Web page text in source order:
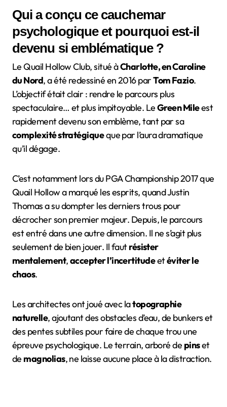
Qui a conçu ce cauchemar
psychologique et pourquoi est-il
devenu si emblématique ?
Le Quail Hollow Club, situé àCharlotte, en Caroline
du Nord, a été redessiné en 2016 parTom Fazio.
L’objectif était clair : rendre le parcours plus
spectaculaire… et plus impitoyable. LeGreen Mileest
rapidement devenu son emblème, tant par sa
complexité stratégiqueque par l’aura dramatique
qu’il dégage.
C’est notamment lors du PGA Championship 2017 que
Quail Hollow a marqué les esprits, quand Justin
Thomas a su dompter les derniers trous pour
décrocher son premier majeur. Depuis, le parcours
est entré dans une autre dimension. Il ne s’agit plus
seulement de bien jouer. Il fautrésister
mentalement,accepter l’incertitudeetéviter le
chaos.
Les architectes ont joué avec latopographie
naturelle, ajoutant des obstacles d’eau, de bunkers et
des pentes subtiles pour faire de chaque trou une
épreuve psychologique. Le terrain, arboré de pinset
de magnolias, ne laisse aucune place à la distraction.